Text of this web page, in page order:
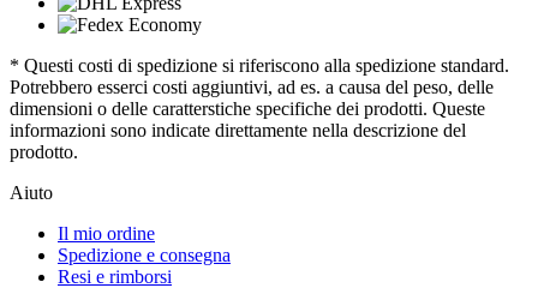
* Questi costi di spedizione si riferiscono alla spedizione standard.
Potrebbero esserci costi aggiuntivi, ad es. a causa del peso, delle
dimensioni o delle caratterstiche specifiche dei prodotti. Queste
informazioni sono indicate direttamente nella descrizione del
prodotto.
Aiuto
Il mio ordine
Spedizione e consegna
Resi e rimborsi